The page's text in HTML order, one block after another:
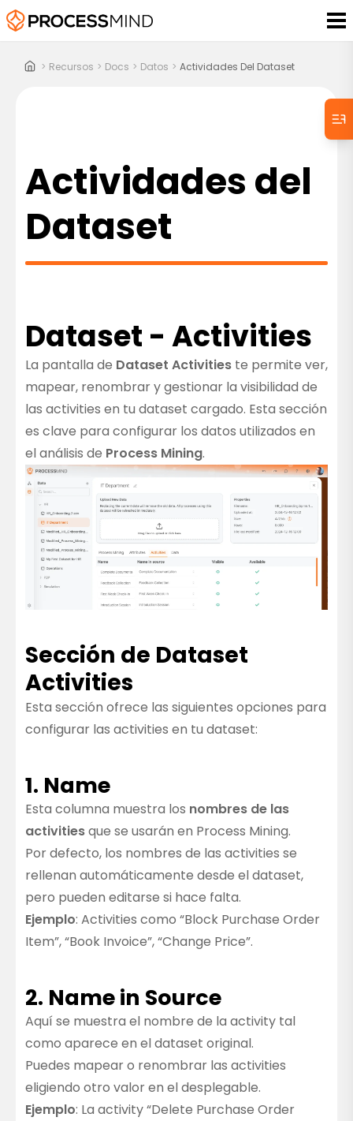
> Recursos > Docs > Datos > Actividades Del Dataset
Actividades del
Dataset
Dataset - Activities
La pantalla de Dataset Activities te permite ver,
mapear, renombrar y gestionar la visibilidad de
las activities en tu dataset cargado. Esta sección
es clave para configurar los datos utilizados en
el análisis de Process Mining.
Sección de Dataset
Activities
Esta sección ofrece las siguientes opciones para
configurar las activities en tu dataset:
1. Name
Esta columna muestra los nombres de las
activitiesque se usarán en Process Mining.
Por defecto, los nombres de las activities se
rellenan automáticamente desde el dataset,
pero pueden editarse si hace falta.
Ejemplo: Activities como “Block Purchase Order
Item”, “Book Invoice”, “Change Price”.
2. Name in Source
Aquí se muestra el nombre de la activity tal
como aparece en el dataset original.
Puedes mapear o renombrar las activities
eligiendo otro valor en el desplegable.
Ejemplo: La activity “Delete Purchase Order